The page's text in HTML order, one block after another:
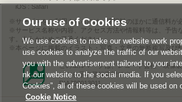
iOS : Safari
サービスをご利用されるには、情報料のほかに通信料が
サービス名称や内容、アクセス方法や情報料等は、予告
す。あらかじめご了承ください。
本ページに掲載のイラスト・写真・文章の無断複写及び
このエルマークは、レコード会社・映像
ンツを示す登録商標です。
RIAJ00013011
Our use of Cookies
We use cookies to make our website work
use cookies to analyze the traffic of our
you with the advertisement tailored to your
nk our website to the social media. If you
Cookies”, all of these cookies will be used on
Cookie Notice